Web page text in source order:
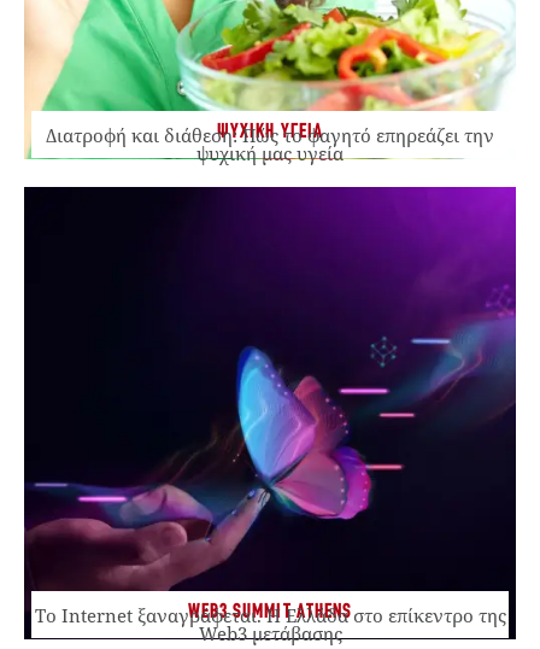
ΨΥΧΙΚΗ ΥΓΕΙΑ
Διατροφή και διάθεση: Πώς το φαγητό επηρεάζει την
ψυχική μας υγεία
WEB3 SUMMIT ATHENS
Το Internet ξαναγράφεται. Η Ελλάδα στο επίκεντρο της
Web3 μετάβασης